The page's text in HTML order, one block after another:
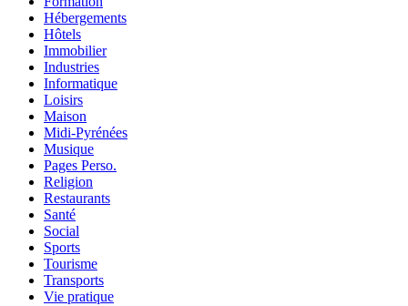
Hébergements
Hôtels
Immobilier
Industries
Informatique
Loisirs
Maison
Midi-Pyrénées
Musique
Pages Perso.
Religion
Restaurants
Santé
Social
Sports
Tourisme
Transports
Vie pratique